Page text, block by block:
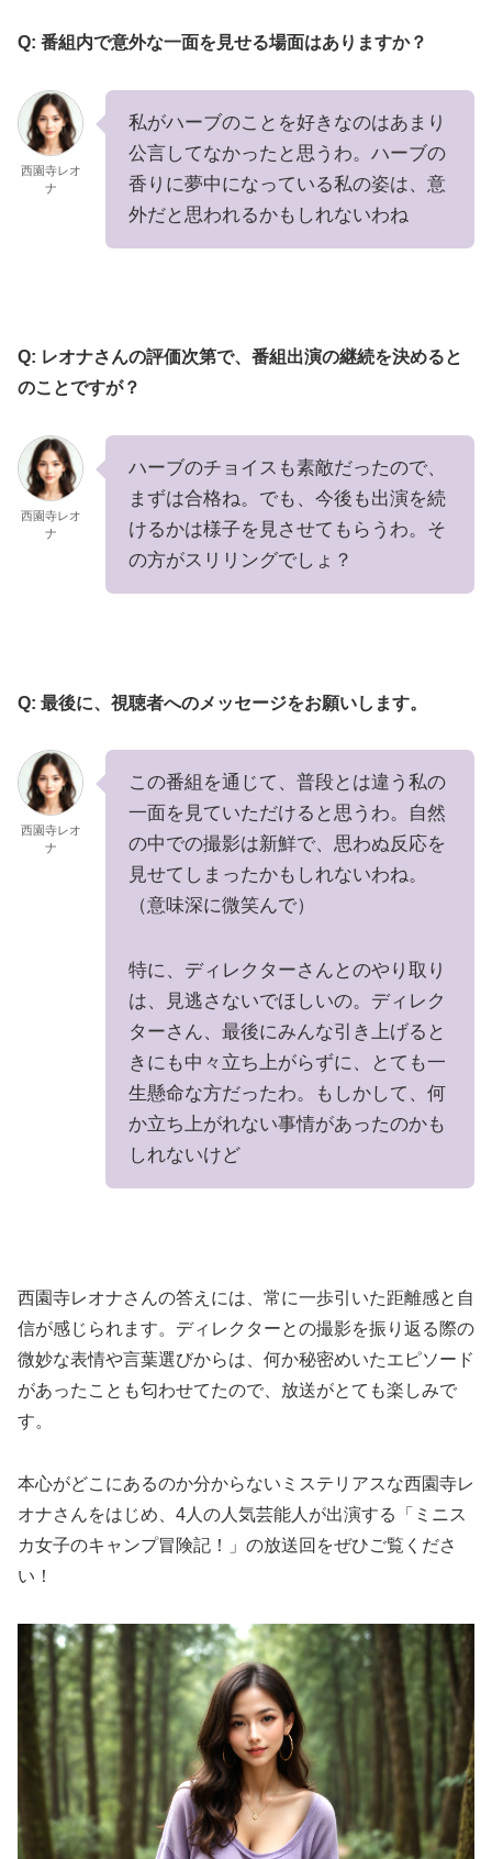
Q: 番組内で意外な一面を見せる場面はありますか？
西園寺レオ
ナ
私がハーブのことを好きなのはあまり
公言してなかったと思うわ。ハーブの
香りに夢中になっている私の姿は、意
外だと思われるかもしれないわね
Q: レオナさんの評価次第で、番組出演の継続を決めると
のことですが？
西園寺レオ
ナ
ハーブのチョイスも素敵だったので、
まずは合格ね。でも、今後も出演を続
けるかは様子を見させてもらうわ。そ
の方がスリリングでしょ？
Q: 最後に、視聴者へのメッセージをお願いします。
西園寺レオ
ナ
この番組を通じて、普段とは違う私の
一面を見ていただけると思うわ。自然
の中での撮影は新鮮で、思わぬ反応を
見せてしまったかもしれないわね。
（意味深に微笑んで）
特に、ディレクターさんとのやり取り
は、見逃さないでほしいの。ディレク
ターさん、最後にみんな引き上げると
きにも中々立ち上がらずに、とても一
生懸命な方だったわ。もしかして、何
か立ち上がれない事情があったのかも
しれないけど
西園寺レオナさんの答えには、常に一歩引いた距離感と自
信が感じられます。ディレクターとの撮影を振り返る際の
微妙な表情や言葉選びからは、何か秘密めいたエピソード
があったことも匂わせてたので、放送がとても楽しみで
す。
本心がどこにあるのか分からないミステリアスな西園寺レ
オナさんをはじめ、4人の人気芸能人が出演する「ミニス
カ女子のキャンプ冒険記！」の放送回をぜひご覧くださ
い！